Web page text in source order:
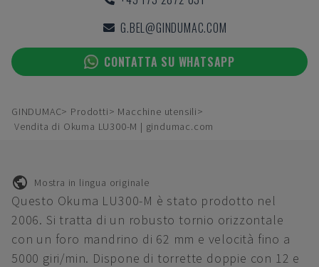
G.BEL@GINDUMAC.COM
CONTATTA SU WHATSAPP
GINDUMAC Prodotti
Macchine utensili
Vendita di Okuma LU300-M | gindumac.com
Mostra in lingua originale
Questo Okuma LU300-M è stato prodotto nel
2006. Si tratta di un robusto tornio orizzontale
con un foro mandrino di 62 mm e velocità fino a
5000 giri/min. Dispone di torrette doppie con 12 e